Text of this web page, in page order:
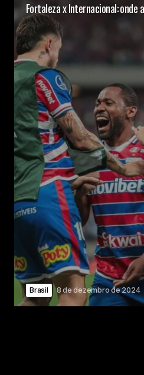
Fortaleza x Internacional: onde
Brasil 8 de dezembro de 2024